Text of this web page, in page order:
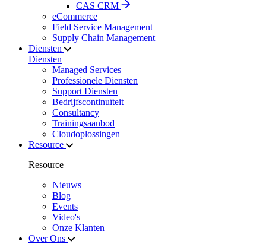
CAS CRM
eCommerce
Field Service Management
Supply Chain Management
Diensten
Diensten
Managed Services
Professionele Diensten
Support Diensten
Bedrijfscontinuïteit
Consultancy
Trainingsaanbod
Cloudoplossingen
Resource
Resource
Nieuws
Blog
Events
Video's
Onze Klanten
Over Ons